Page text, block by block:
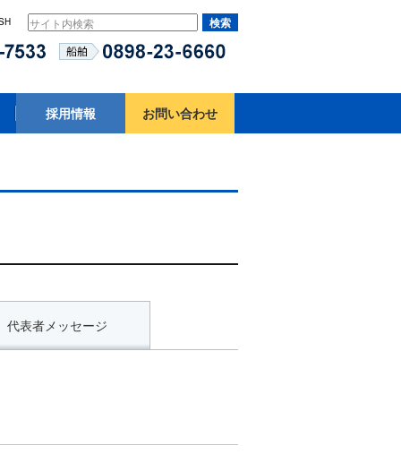
採用情報 お問い合わせ
代表者メッセージ